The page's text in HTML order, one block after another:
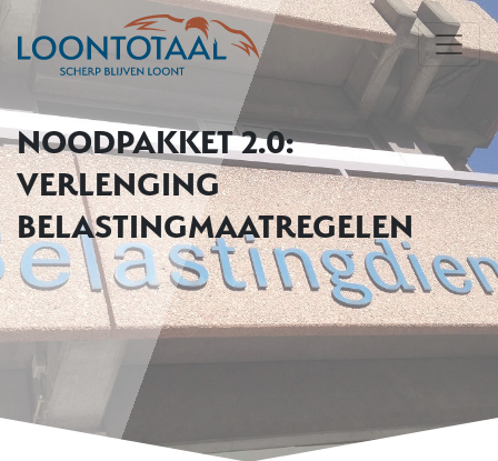
NOODPAKKET 2.0:
VERLENGING
BELASTINGMAATREGELEN